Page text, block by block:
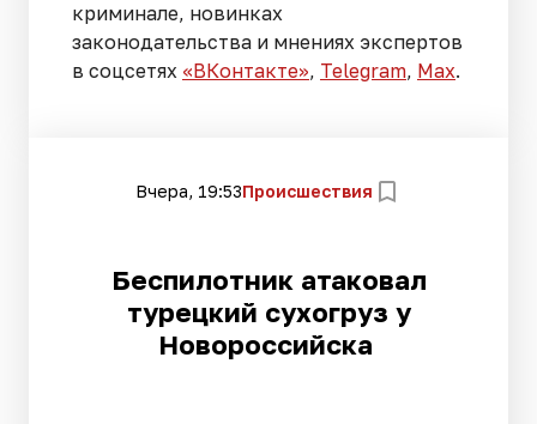
криминале, новинках
законодательства и мнениях экспертов
в соцсетях «ВКонтакте», Telegram, Мах.
Вчера, 19:53Происшествия
Беспилотник атаковал
турецкий сухогруз у
Новороссийска